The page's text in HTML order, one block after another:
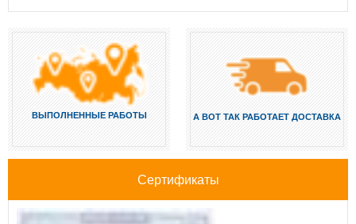
ВЫПОЛНЕННЫЕ РАБОТЫ А ВОТ ТАК РАБОТАЕТ ДОСТАВКА
Сертификаты